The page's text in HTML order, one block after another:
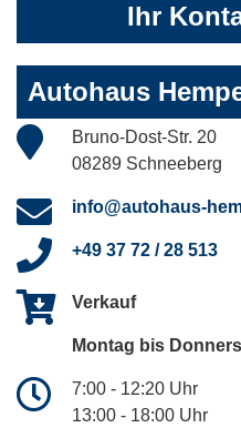
Ihr
Autohaus
Bruno-Dost-Str. 20
08289 Schneeberg
info@autohaus-
+49 37 72 / 28 513
Verkauf
Montag bis
7:00 - 12:20 Uhr
13:00 - 18:00 Uhr